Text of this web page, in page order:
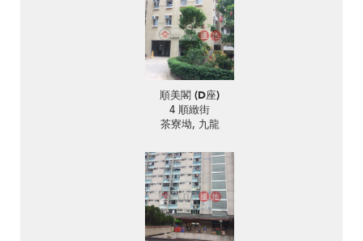
順美閣 (D座)
4 順緻街
茶寮坳, 九龍